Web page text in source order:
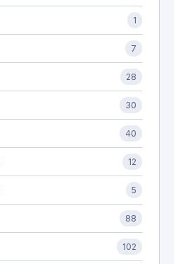
1
7
28
30
40
12
5
88
102